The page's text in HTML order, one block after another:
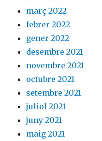
març 2022
febrer 2022
gener 2022
desembre 2021
novembre 2021
octubre 2021
setembre 2021
juliol 2021
juny 2021
maig 2021